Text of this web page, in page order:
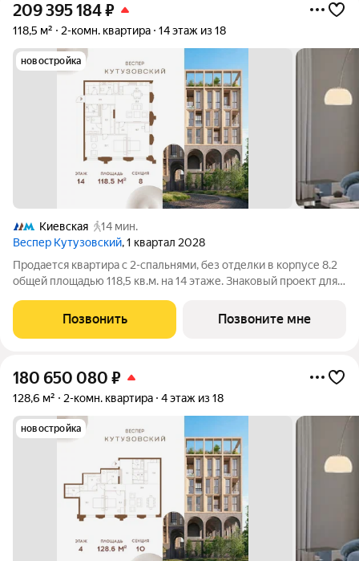
209 395 184₽
118,5 м² 2-комн. квартира 14 этаж из 18
новостройка
Киевская
14 мин.
Веспер Кутузовский, 1 квартал 2028
Продается квартира с 2-спальнями, без отделки в корпусе 8.2
общей площадью 118,5 кв.м. на 14 этаже. Знаковый проект для
площадью 3,7 га расположен на Кутузовском проспекте и
воплощает новую
Позвонить Позвоните мне
180 650 080 ₽
128,6 м² 2-комн. квартира 4 этаж из 18
новостройка